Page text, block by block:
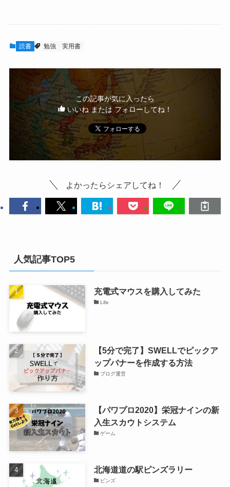
読書 勉強 実用書
この記事が気に入ったら
いいね または フォローしてね！
よかったらシェアしてね！
人気記事TOP5
充電式マウスを購入してみた
Life
【5分で完了】SWELLでピックア
ップバナーを作成する方法
ブログ運営
【パワプロ2020】栄冠ナインの新
入生スカウトシステム
ゲーム
北海道道の駅ピンズラリー
ピンズ